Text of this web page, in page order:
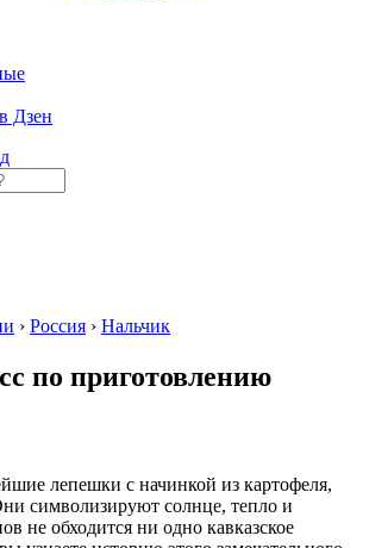
Дзен
› Россия › Нальчик
по приготовлению
лепешки с начинкой из картофеля,
символизируют солнце, тепло и
не обходится ни одно кавказское